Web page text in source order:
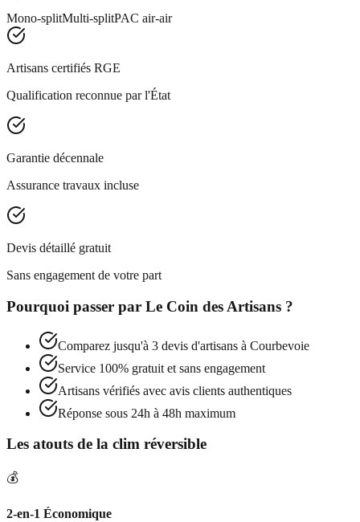
Mono-splitMulti-splitPAC air-air
Artisans certifiés RGE
Qualification reconnue par l'État
Garantie décennale
Assurance travaux incluse
Devis détaillé gratuit
Sans engagement de votre part
Pourquoi passer par Le Coin des Artisans ?
Comparez jusqu'à 3 devis d'artisans à Courbevoie
Service 100% gratuit et sans engagement
Artisans vérifiés avec avis clients authentiques
Réponse sous 24h à 48h maximum
Les atouts de la clim réversible
💰
2-en-1 Économique